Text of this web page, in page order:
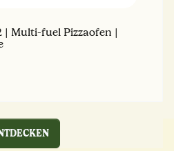
| Multi-fuel Pizzaofen |